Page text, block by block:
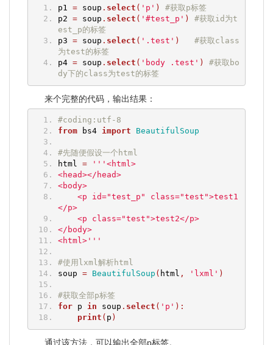
p1 = soup . select ( 'p' )
#获取p标签
p2 = soup . select ( '#test_p' )
#获取id为t
est_p的标签
p3 = soup . select ( '.test' )
#获取class
为test的标签
p4 = soup . select ( 'body .test' )
#获取bo
dy下的class为test的标签
来个完整的代码，输出结果：
#coding:utf-8
from bs4 import BeautifulSoup
#先随便假设一个html
html =
'''<html>
<head></head>
<body>
<p id="test_p" class="test">test1
</p>
<p class="test">test2</p>
</body>
<html>'''
#使用lxml解析html
soup = BeautifulSoup ( html , 'lxml' )
#获取全部p标签
for p in soup . select ( 'p' ):
print ( p )
通过该方法，可以输出全部p标签。